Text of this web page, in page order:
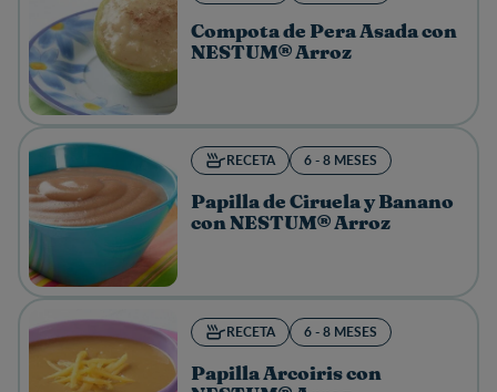
Compota de Pera Asada con
NESTUM® Arroz
RECETA 6 - 8 MESES
Papilla de Ciruela y Banano
con NESTUM® Arroz
RECETA 6 - 8 MESES
Papilla Arcoiris con